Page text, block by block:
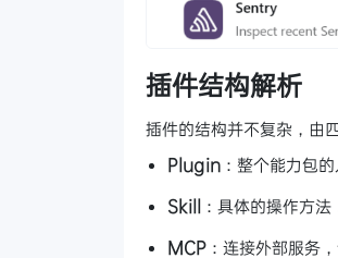
插件结构解析
插件的结构并不复杂，由
Plugin ：整个能力包
Skill ：具体的操作方
MCP ：连接外部服务